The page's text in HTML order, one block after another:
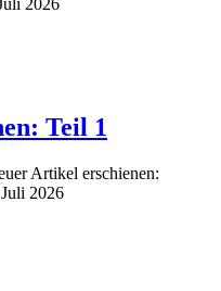
Teil 1
Artikel erschienen:
2026